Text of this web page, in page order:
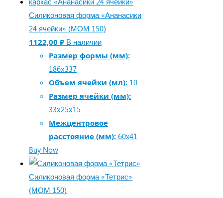
Силиконовая форма «Ананасики
24 ячейки» (МОМ 150)
1122,00 ₽ В наличии
Размер формы (мм):
186х337
Объем ячейки (мл): 10
Размер ячейки (мм):
33х25х15
Межцентровое
расстояние (мм): 60x41
Buy Now
Силиконовая форма «Тетрис»
(МОМ 150)